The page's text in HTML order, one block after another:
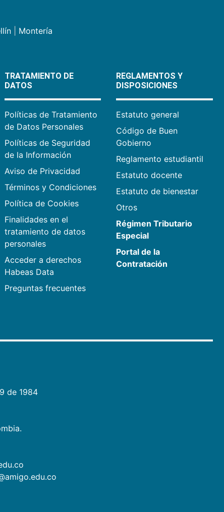
| Montería
TRATAMIENTO DE
DATOS
Políticas de Tratamiento
de Datos Personales
Políticas de Seguridad
de la Información
Aviso de Privacidad
Términos y Condiciones
Política de Cookies
Finalidades en el
tratamiento de datos
personales
Acceder a derechos
Habeas Data
Preguntas frecuentes
REGLAMENTOS Y
DISPOSICIONES
Estatuto general
Código de Buen
Gobierno
Reglamento estudiantil
Estatuto docente
Estatuto de bienestar
Otros
Régimen Tributario
Especial
Portal de la
Contratación
de 1984